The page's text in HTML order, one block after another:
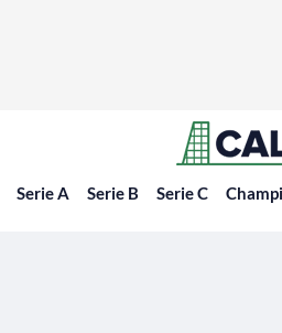
Serie A Serie B Serie C